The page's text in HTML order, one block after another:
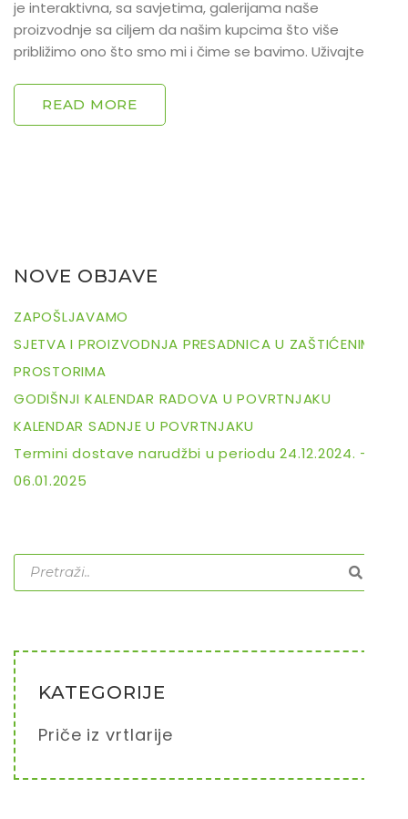
je interaktivna, sa savjetima, galerijama naše
proizvodnje sa ciljem da našim kupcima što više
približimo ono što smo mi i čime se bavimo. Uživajte!
READ MORE
NOVE OBJAVE
ZAPOŠLJAVAMO
SJETVA I PROIZVODNJA PRESADNICA U ZAŠTIĆENIM
PROSTORIMA
GODIŠNJI KALENDAR RADOVA U POVRTNJAKU
KALENDAR SADNJE U POVRTNJAKU
Termini dostave narudžbi u periodu 24.12.2024. –
06.01.2025
KATEGORIJE
Priče iz vrtlarije